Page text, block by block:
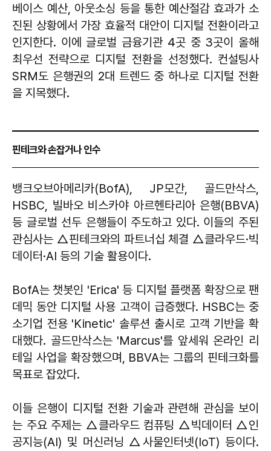
베이스 예산, 아웃소싱 등을 통한 예산절감 효과가 소
진된 상황에서 가장 효율적 대안이 디지털 전환이라고
인지한다. 이에 글로벌 금융기관 4곳 중 3곳이 올해
최우선 전략으로 디지털 전환을 선정했다. 컨설팅사
SRM도 은행권의 2대 트렌드 중 하나로 디지털 전환
을 지목했다.
핀테크와 손잡거나 인수
뱅크오브아메리카(BofA), JP모간, 골드만삭스,
HSBC, 빌바오 비스카야 아르헨타리아 은행(BBVA)
등 글로벌 선두 은행들이 주도하고 있다. 이들의 주된
관심사는 △핀테크와의 파트너십 체결 △클라우드·빅
데이터·AI 등의 기술 활용이다.
BofA는 챗봇인 'Erica' 등 디지털 플랫폼 확장으로 팬
데믹 동안 디지털 사용 고객이 급증했다. HSBC는 중
소기업 전용 'Kinetic' 솔루션 출시로 고객 기반을 확
대했다. 골드만삭스는 'Marcus'를 앞세워 온라인 리
테일 사업을 확장했으며, BBVA는 그룹의 핀테크화를
목표로 잡았다.
이들 은행이 디지털 전환 기술과 관련해 관심을 보이
는 주요 주제는 △클라우드 컴퓨팅 △빅데이터 △인
공지능(AI) 및 머신러닝 △사물인터넷(IoT) 등이다.